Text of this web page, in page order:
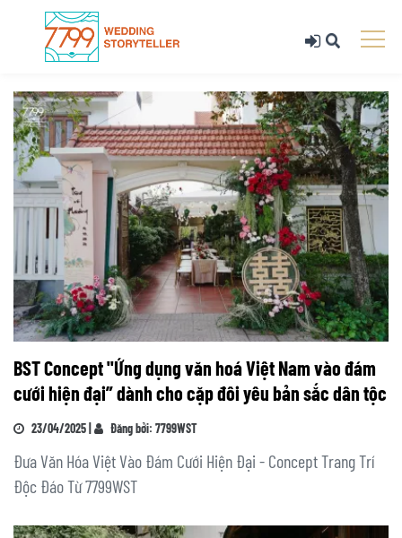
BST Concept "Ứng dụng văn hoá Việt Nam vào đám
cưới hiện đại” dành cho cặp đôi yêu bản sắc dân tộc
23/04/2025 | Đăng bởi: 7799WST
Đưa Văn Hóa Việt Vào Đám Cưới Hiện Đại - Concept Trang Trí
Độc Đáo Từ 7799WST